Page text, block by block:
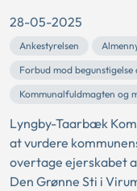
28-05-2025
Ankestyrelsen
Forbud mod
Kommunalfuldmagten og
Lyngby-Taarbæk
at vurdere
overtage ejerskabet
Den Grønne Sti i